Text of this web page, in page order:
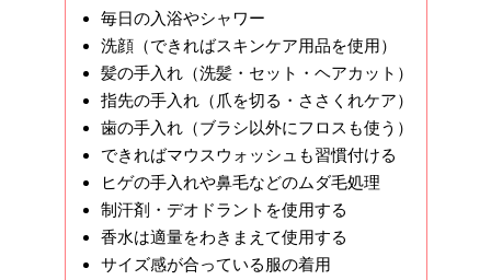
毎日の入浴やシャワー
洗顔（できればスキンケア用品を使用）
髪の手入れ（洗髪・セット・ヘアカット）
指先の手入れ（爪を切る・ささくれケア）
歯の手入れ（ブラシ以外にフロスも使う）
できればマウスウォッシュも習慣付ける
ヒゲの手入れや鼻毛などのムダ毛処理
制汗剤・デオドラントを使用する
香水は適量をわきまえて使用する
サイズ感が合っている服の着用